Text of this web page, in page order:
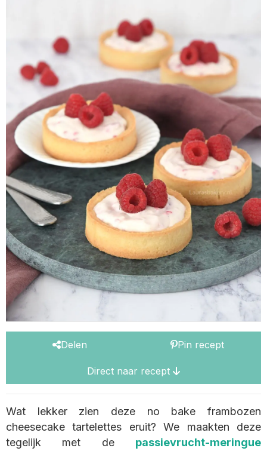
Delen Pin recept
Direct naar recept
Wat lekker zien deze no bake frambozen
cheesecake tartelettes eruit? We maakten deze
tegelijk met de passievrucht-meringue